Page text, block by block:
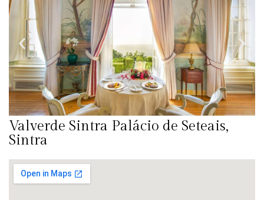
Valverde Sintra Palácio de Seteais,
Sintra